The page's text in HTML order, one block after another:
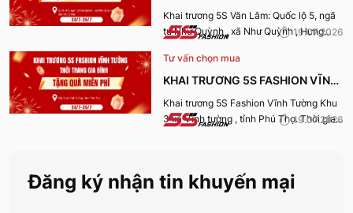
LÂM
Khai trương 5S Văn Lâm: Quốc lộ 5, ngã
tư Như Quỳnh , xã Như Quỳnh , Hưng
26/7/2026.
19.07.2026
Tư vấn chọn mua
KHAI TRƯƠNG 5S FASHION VĨNH
TƯỜNG
Khai trương 5S Fashion Vĩnh Tường Khu
3 xã Vĩnh tường , tỉnh Phú Thọ. Thời gian
19.07.2026
Đăng ký nhận tin khuyến mại